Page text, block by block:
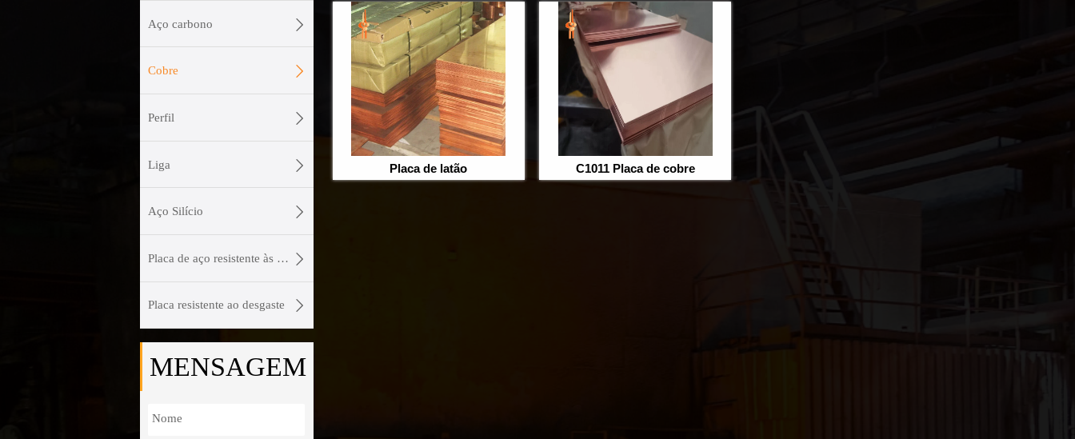
Aço carbono 
Cobre 
Perfil 
Liga 
Aço Silício 
Placa de aço resistente às intempéries 
Placa resistente ao desgaste 
MENSAGEM
Placa de latão C1011 Placa de cobre